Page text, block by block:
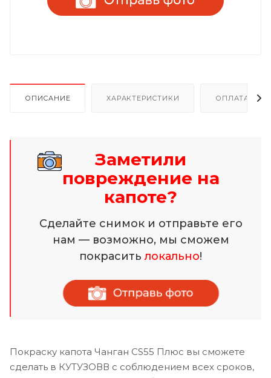
ОПИСАНИЕ ХАРАКТЕРИСТИКИ ОПЛАТА И
Заметили
повреждение на
капоте?
Сделайте снимок и отправьте его
нам — возможно, мы сможем
покраситьлокально!
Покраску капота Чанган CS55 Плюс вы сможете
сделать в КУТУЗОВВ с соблюдением всех сроков,